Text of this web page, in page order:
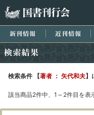
新刊情報 近
検索条件 【著者 ： 矢代和夫】
該当商品2件中、1～2件目を表